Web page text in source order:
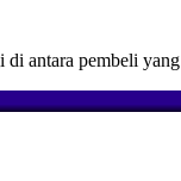
di antara pembeli